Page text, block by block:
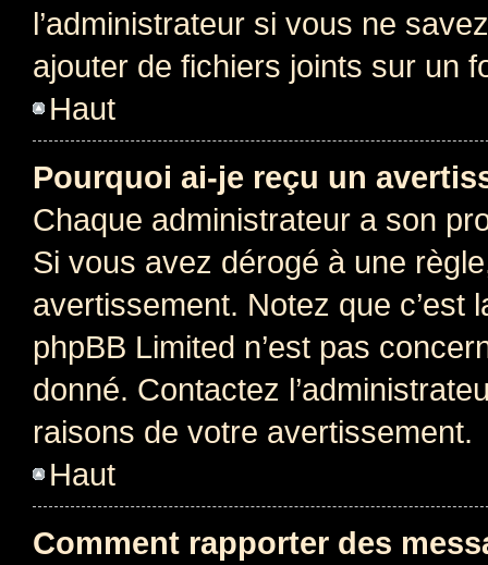
l’administrateur si vous ne
ajouter de fichiers joints sur un
Haut
Pourquoi ai-je reçu un
Chaque administrateur a son
Si vous avez dérogé à une
avertissement. Notez que c’est
phpBB Limited n’est pas
donné. Contactez
raisons de votre avertissement.
Haut
Comment rapporter des